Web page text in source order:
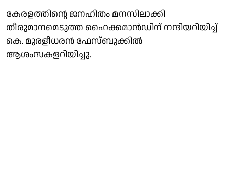
കേരളത്തിന്റെ ജനഹിതം മനസിലാക്കി
തീരുമാനമെടുത്ത ഹൈക്കമാൻഡിന് നന്ദിയറിയിച്ച്
കെ. മുരളീധരൻ ഫേസ്ബുക്കിൽ
ആശംസകളറിയിച്ചു.